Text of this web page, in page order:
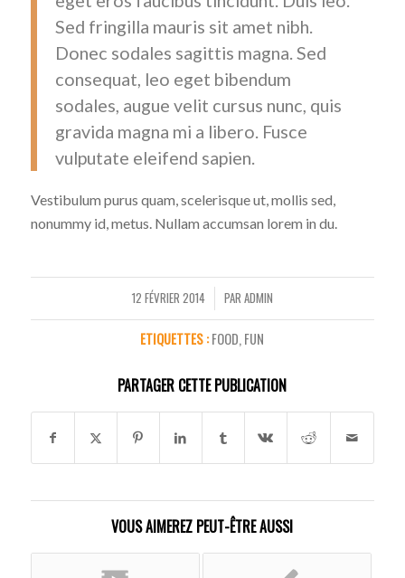
Sed fringilla mauris sit amet nibh.
Donec sodales sagittis magna. Sed
consequat, leo eget bibendum
sodales, augue velit cursus nunc, quis
gravida magna mi a libero. Fusce
vulputate eleifend sapien.
Vestibulum purus quam, scelerisque ut, mollis sed,
nonummy id, metus. Nullam accumsan lorem in du.
12 FÉVRIER 2014
/ PAR ADMIN
ETIQUETTES :FOOD, FUN
PARTAGER CETTE PUBLICATION
VOUS AIMEREZ PEUT-ÊTRE AUSSI